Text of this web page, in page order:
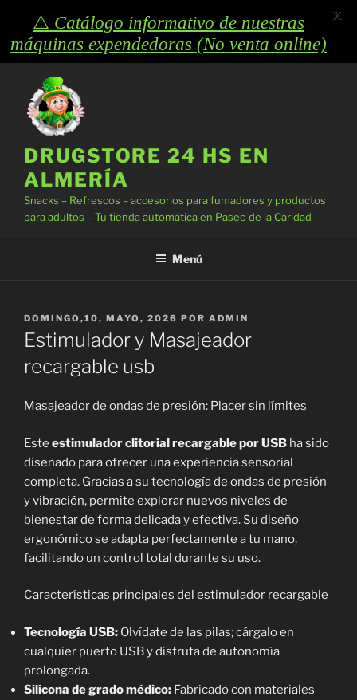
contenido
DRUGSTORE 24 HS EN
ALMERÍA
Snacks – Refrescos – accesorios para fumadores y productos
para adultos – Tu tienda automática en Paseo de la Caridad
Menú
PUBLICADO
EL
DOMINGO,10, MAYO, 2026 POR ADMIN
Estimulador y Masajeador
recargable usb
Masajeador de ondas de presión: Placer sin límites
Este estimulador clitorial recargable por USB ha sido
diseñado para ofrecer una experiencia sensorial
completa. Gracias a su tecnología de ondas de presión
y vibración, permite explorar nuevos niveles de
bienestar de forma delicada y efectiva. Su diseño
ergonómico se adapta perfectamente a tu mano,
facilitando un control total durante su uso.
Características principales del estimulador recargable
Tecnología USB: Olvídate de las pilas; cárgalo en
cualquier puerto USB y disfruta de autonomía
prolongada.
Silicona de grado médico: Fabricado con materiales
⚠️ Catálogo informativo de nuestras
máquinas expendedoras (No venta online)
X